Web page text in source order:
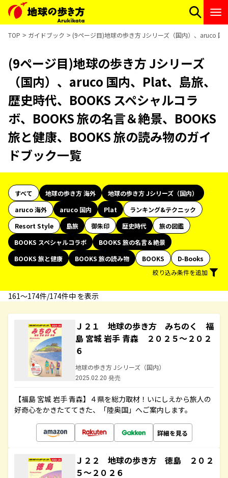
TOP ガイドブック (9ページ目)地球の歩き方 Jシリーズ（国内）、aruco 国
(9ページ目)地球の歩き方 Jシリーズ
（国内）、aruco 国内、Plat、島旅、
歴史時代、BOOKS スペシャルコラ
ボ、BOOKS 旅の名言＆絶景、BOOKS
旅と健康、BOOKS 旅の読み物のガイ
ドブック一覧
すべて 地球の歩き方 海外
地球の歩き方 Jシリーズ（国内）
aruco 海外
aruco 国内 Plat
ランキング&テクニック
Resort Style
島旅 御朱印 歴史時代
旅の図鑑
BOOKS スペシャルコラボ
BOOKS 旅の名言＆絶景
BOOKS 旅と健康
BOOKS 旅の読み物 BOOKS
D-Books
絞り込み条件を追加
161〜174件/174件中 を表示
Ｊ２１ 地球の歩き方 みちのく 福
島 宮城 岩手 青森 ２０２５～２０２
６
地球の歩き方 Jシリーズ（国内）
2025.02.20 発売
【福島 宮城 岩手 青森】４県を総力取材！いにしえから旅人の
好奇心をかきたててきた、「陸奥国」へご案内します。
詳細を見る
Ｊ２２ 地球の歩き方 徳島 ２０２
５～２０２６